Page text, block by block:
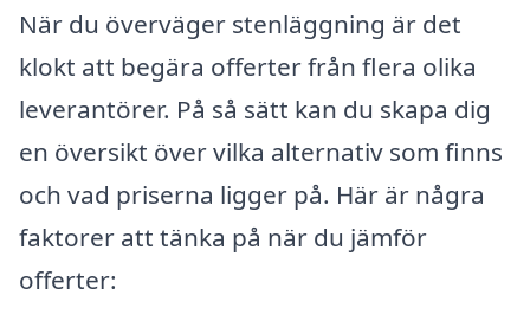
När du överväger stenläggning är det
klokt att begära offerter från flera olika
leverantörer. På så sätt kan du skapa dig
en översikt över vilka alternativ som finns
och vad priserna ligger på. Här är några
faktorer att tänka på när du jämför
offerter: